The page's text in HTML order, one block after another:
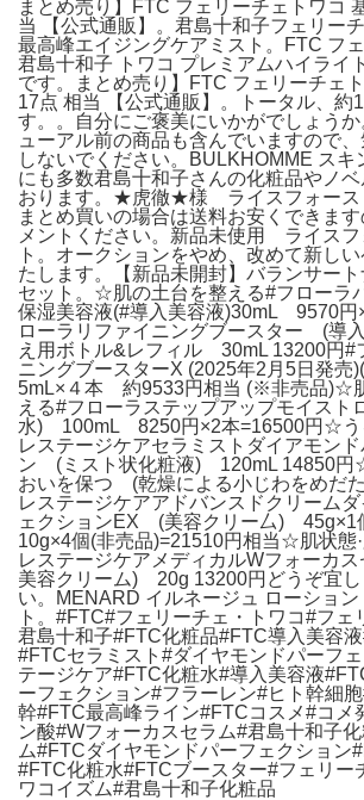
まとめ売り】FTC フェリーチェトワコ
当 【公式通販】。君島十和子フェリー
最高峰エイジングケアミスト。FTC フ
君島十和子 トワコ プレミアムハイライ
です。まとめ売り】FTC フェリーチェ
17点 相当 【公式通販】。トータル、約
す。。自分にご褒美にいかがでしょう
ューアル前の商品も含んでいますので
しないでください。BULKHOMME スキ
にも多数君島十和子さんの化粧品やノ
おります。★虎徹★様 ライスフォー
まとめ買いの場合は送料お安くできま
メントください。新品未使用 ライス
ト。オークションをやめ、改めて新し
たします。【新品未開封】バランサー
セット。☆肌の土台を整える#フローラ
保湿美容液(#導入美容液)30mL 9570円
ローラリファイニングブースター (
え用ボトル&レフィル 30mL 13200円#
ニングブースターX (2025年2月5日発
5mL×４本 約9533円相当 (※非売品)☆
える#フローラステップアップモイス
水) 100mL 8250円×2本=16500円☆う
レステージケアセラミストダイアモン
ン (ミスト状化粧液) 120mL 14850円
おいを保つ (乾燥による小じわをめだ
レステージケアアドバンスドクリーム
ェクションEX (美容クリー厶) 45g×1
10g×4個(非売品)=21510円相当☆肌状態
レステージケアメディカルWフォーカ
美容クリーム) 20g 13200円どうぞ宜し
い。MENARD イルネージュ ローション
ト。#FTC#フェリーチェ・トワコ#フェ
君島十和子#FTC化粧品#FTC導入美容
#FTCセラミスト#ダイヤモンドパーフ
テージケア#FTC化粧水#導入美容液
ーフェクション#フラーレン#ヒト幹細
幹#FTC最高峰ライン#FTCコスメ#コメ
ン酸#Wフォーカスセラム#君島十和子
ム#FTCダイヤモンドパーフェクション
#FTC化粧水#FTCブースター#フェリー
ワコイズム#君島十和子化粧品